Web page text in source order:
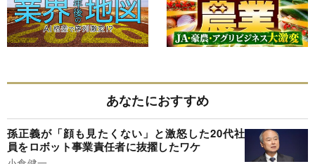
あなたにおすすめ
孫正義が「顔も見たくない」と激怒した20代社
員をロボット事業責任者に抜擢したワケ